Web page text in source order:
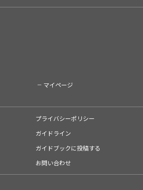
マイページ
プライバシーポリシー
ガイドライン
ガイドブックに投稿する
お問い合わせ